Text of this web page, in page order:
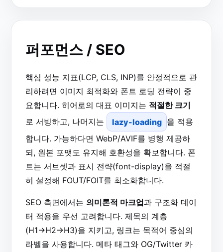
퍼포먼스 / SEO
핵심 성능 지표(LCP, CLS, INP)를 안정적으로 관
리하려면 이미지 최적화와 폰트 로딩 전략이 중
요합니다. 히어로의 대표 이미지는 적절한 크기
로 서빙하고, 나머지는
lazy-loading 을 적용
합니다. 가능하다면 WebP/AVIF를 병행 제공하
되, 원본 포맷도 유지해 호환성을 확보합니다. 폰
트는 서브셋과 표시 전략(font-display)을 적절
히 설정해 FOUT/FOIT를 최소화합니다.
SEO 측면에서는 의미론적 마크업과 구조화 데이
터 적용을 우선 고려합니다. 제목의 계층
(H1→H2→H3)을 지키고, 링크는 목적어 중심의
라벨을 사용합니다. 메타 태그와 OG/Twitter 카